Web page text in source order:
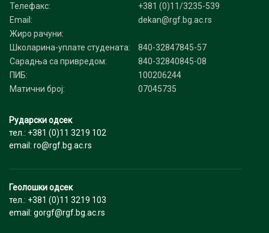
Телефакс:
+381 (0)11/3235-539
Email:
dekan@rgf.bg.ac.rs
Жиро рачуни:
Школарина-уплате студената:
840-32847845-57
Сарадња са привредом:
840-32840845-08
ПИБ:
100206244
Матични број:
07045735
Рударски одсек
тел.: +381 (0)11 3219 102
email: ro@rgf.bg.ac.rs
Геолошки одсек
тел.: +381 (0)11 3219 103
email: gorgf@rgf.bg.ac.rs